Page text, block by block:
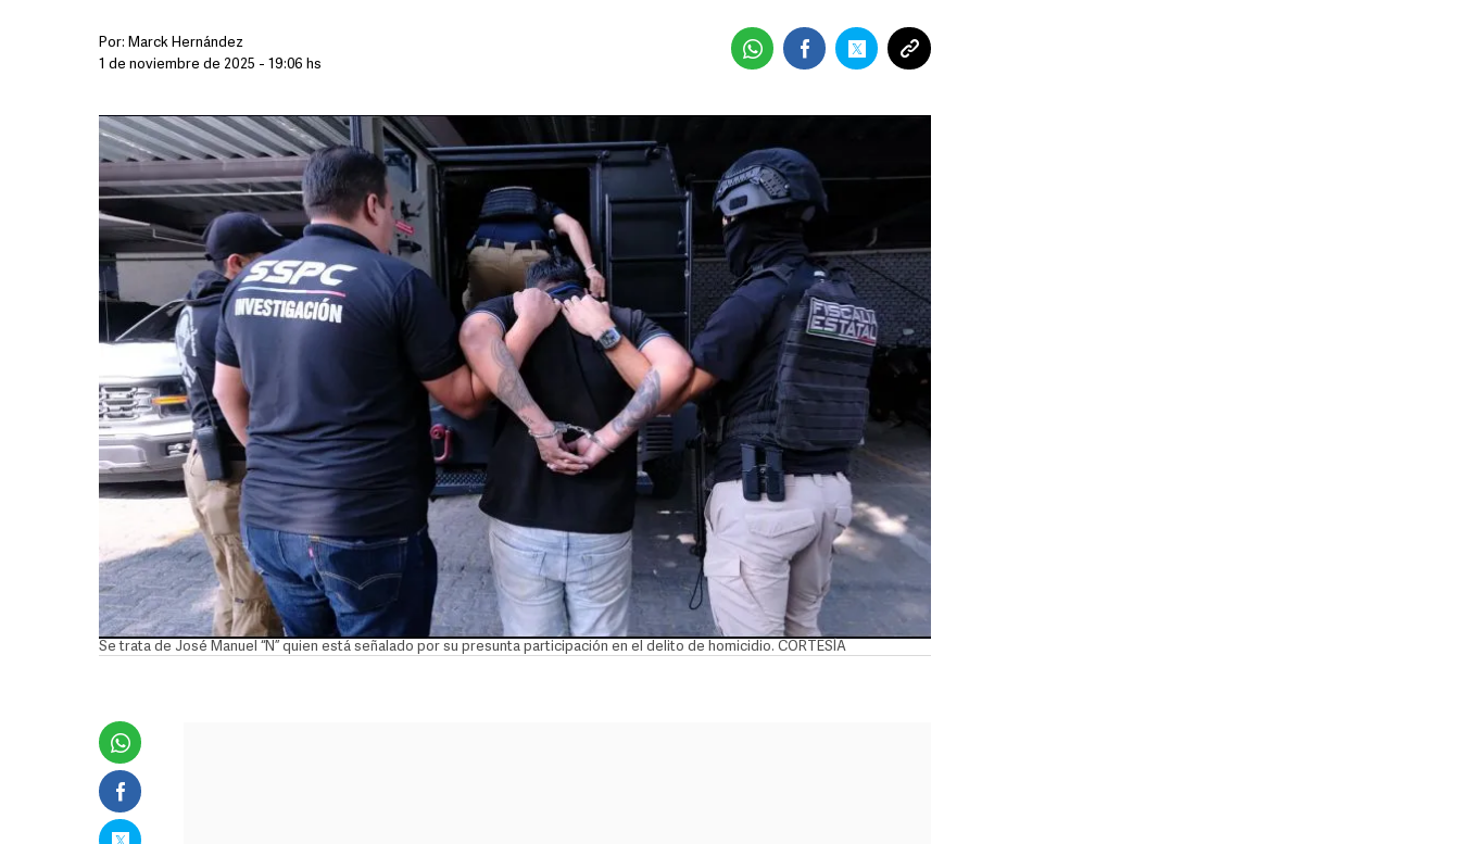
Por: Marck Hernández
1 de noviembre de 2025 - 19:06 hs
Se trata de José Manuel “N” quien está señalado por su presunta participación en el delito de homicidio. CORTESÍA